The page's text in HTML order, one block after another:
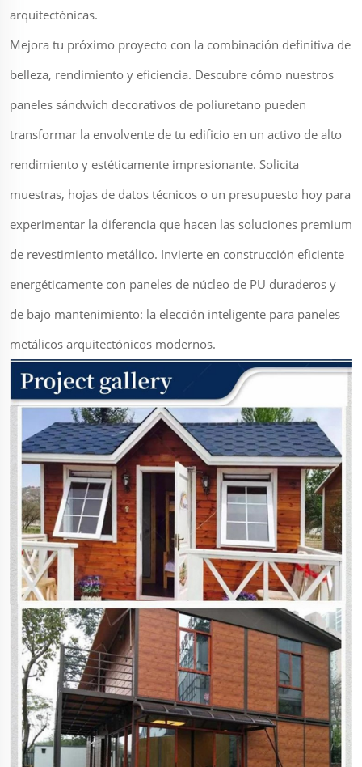
arquitectónicas.
Mejora tu próximo proyecto con la combinación definitiva de
belleza, rendimiento y eficiencia. Descubre cómo nuestros
paneles sándwich decorativos de poliuretano pueden
transformar la envolvente de tu edificio en un activo de alto
rendimiento y estéticamente impresionante. Solicita
muestras, hojas de datos técnicos o un presupuesto hoy para
experimentar la diferencia que hacen las soluciones premium
de revestimiento metálico. Invierte en construcción eficiente
energéticamente con paneles de núcleo de PU duraderos y
de bajo mantenimiento: la elección inteligente para paneles
metálicos arquitectónicos modernos.